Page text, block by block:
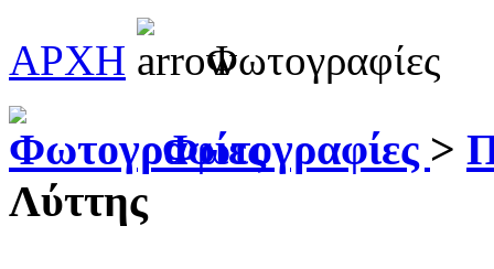
ΑΡΧΗ
Φωτογραφίες
Φωτογραφίες >
Λύττης